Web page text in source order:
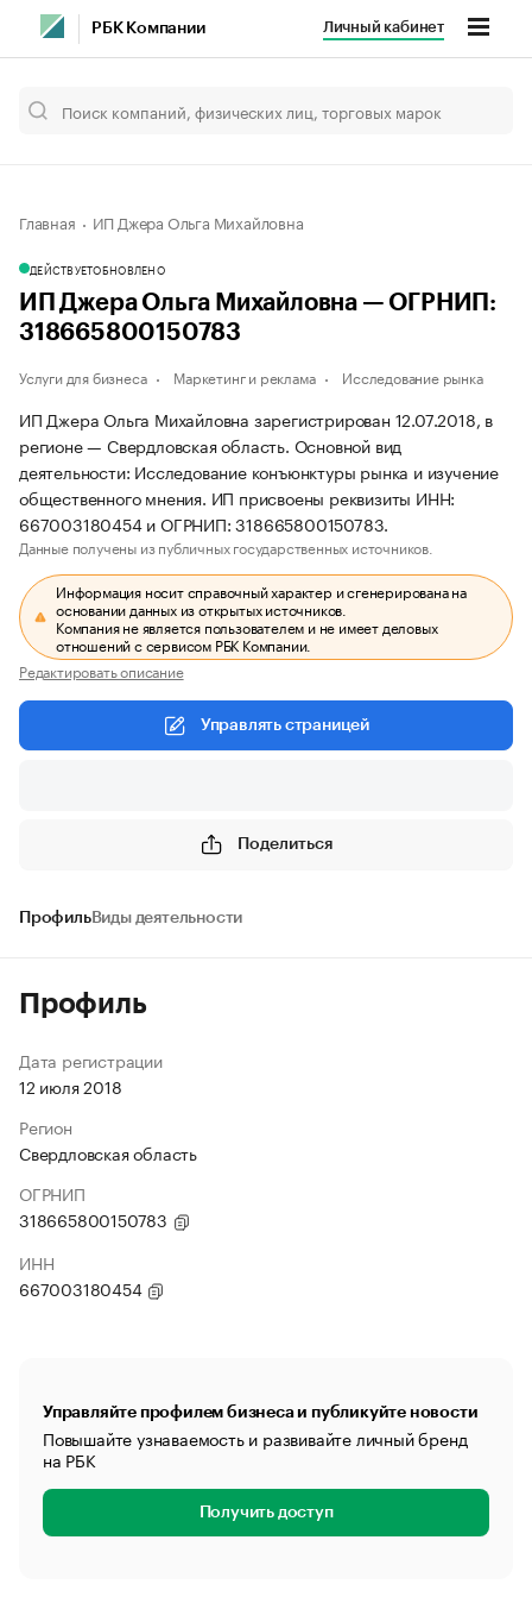
РБК Компании Личный кабинет
Главная ИП Джера Ольга Михайловна
ДЕЙСТВУЕТОБНОВЛЕНО
ИП Джера Ольга Михайловна — ОГРНИП:
318665800150783
Услуги для бизнеса Маркетинг и реклама Исследование рынка
ИП Джера Ольга Михайловна зарегистрирован 12.07.2018, в
регионе — Свердловская область. Основной вид
деятельности: Исследование конъюнктуры рынка и изучение
общественного мнения. ИП присвоены реквизиты ИНН:
667003180454 и ОГРНИП: 318665800150783.
Данные получены из публичных государственных источников.
Информация носит справочный характер и сгенерирована на
основании данных из открытых источников.
Компания не является пользователем и не имеет деловых
отношений с сервисом РБК Компании.
Редактировать описание
Управлять страницей
Поделиться
ПрофильВиды деятельности
Профиль
Дата регистрации
12 июля 2018
Регион
Свердловская область
ОГРНИП
318665800150783
ИНН
667003180454
Управляйте профилем бизнеса и публикуйте новости
Повышайте узнаваемость и развивайте личный бренд
на РБК
Получить доступ